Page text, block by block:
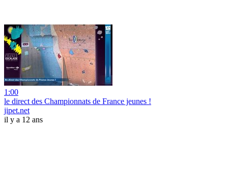
1:00
le direct des Championnats de France jeunes !
jipet.net
il y a 12 ans